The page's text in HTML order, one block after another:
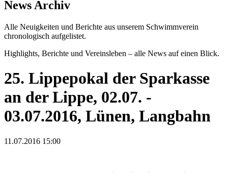
News Archiv
Alle Neuigkeiten und Berichte aus unserem Schwimmverein
chronologisch aufgelistet.
Highlights, Berichte und Vereinsleben – alle News auf einen Blick.
25. Lippepokal der Sparkasse
an der Lippe, 02.07. -
03.07.2016, Lünen, Langbahn
11.07.2016 15:00